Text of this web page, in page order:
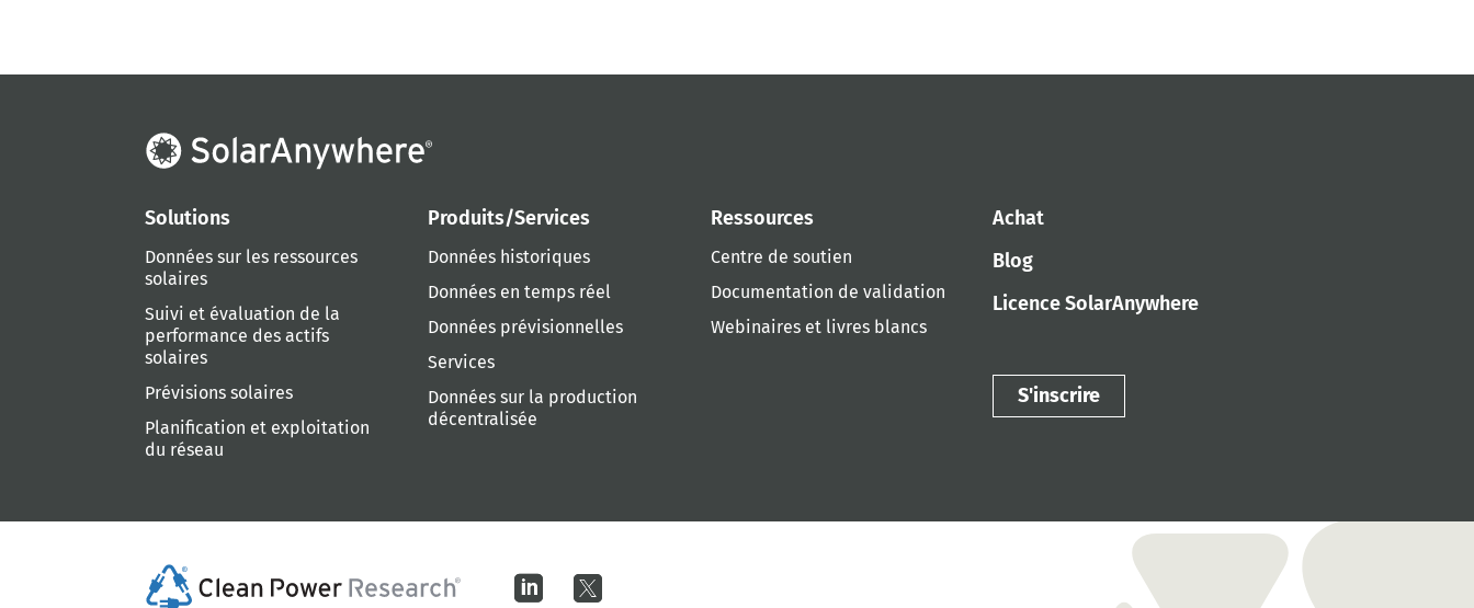
Solutions
Données sur les ressources
solaires
Suivi et évaluation de la
performance des actifs
solaires
Prévisions solaires
Planification et exploitation
du réseau
Produits/Services
Données historiques
Données en temps réel
Données prévisionnelles
Services
Données sur la production
décentralisée
Ressources
Centre de soutien
Documentation de validation
Webinaires et livres blancs
Achat
Blog
Licence SolarAnywhere
S'inscrire